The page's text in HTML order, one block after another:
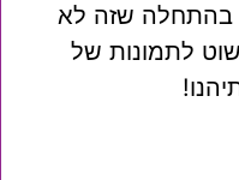
בהתחלה שזה לא
לתמונות של